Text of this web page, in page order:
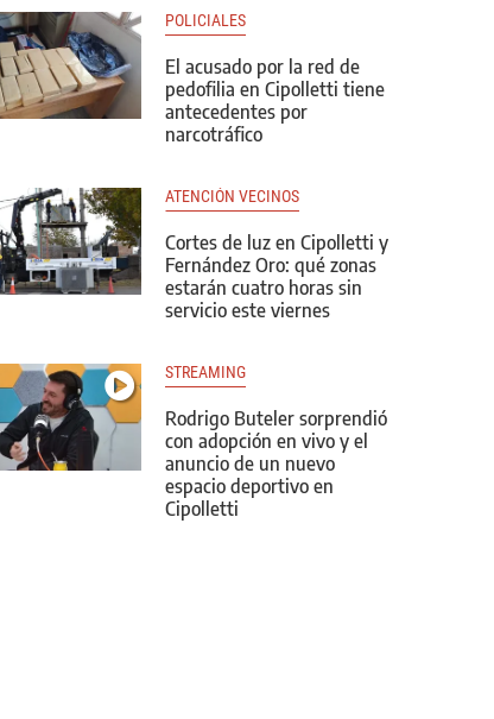
POLICIALES
El acusado por la red de
pedofilia en Cipolletti tiene
antecedentes por
narcotráfico
ATENCIÓN VECINOS
Cortes de luz en Cipolletti y
Fernández Oro: qué zonas
estarán cuatro horas sin
servicio este viernes
STREAMING
Rodrigo Buteler sorprendió
con adopción en vivo y el
anuncio de un nuevo
espacio deportivo en
Cipolletti